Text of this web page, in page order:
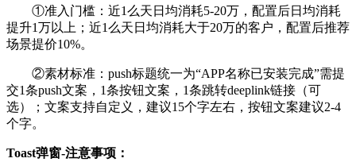
①准入门槛：近1么天日均消耗5-20万，配置后日均消耗
提升1万以上；近1么天日均消耗大于20万的客户，配置后推荐
场景提价10%。
②素材标准：push标题统一为“APP名称已安装完成”需提
交1条push文案，1条按钮文案，1条跳转deeplink链接（可
选）；文案支持自定义，建议15个字左右，按钮文案建议2-4
个字。
Toast弹窗-注意事项：